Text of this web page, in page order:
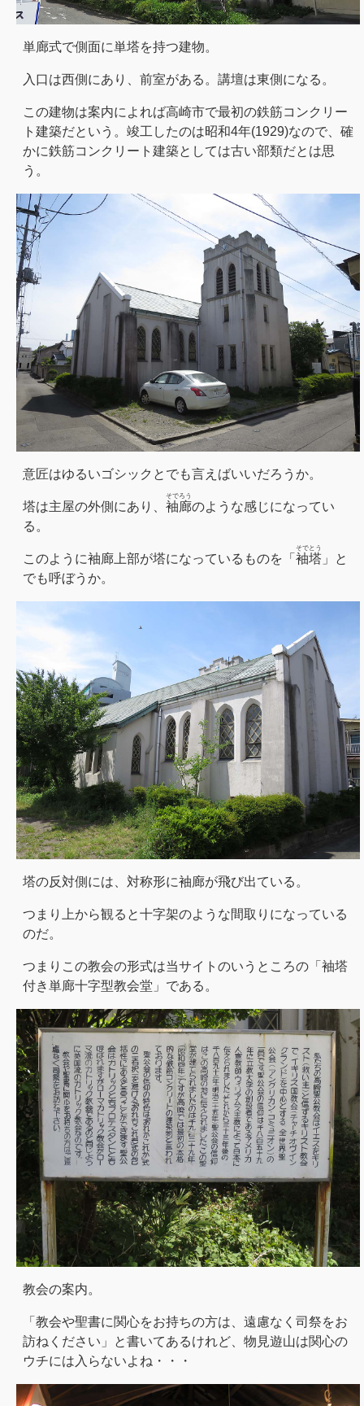
単廊式で側面に単塔を持つ建物。
入口は西側にあり、前室がある。講壇は東側になる。
この建物は案内によれば高崎市で最初の鉄筋コンクリー
ト建築だという。竣工したのは昭和4年(1929)なので、確
かに鉄筋コンクリート建築としては古い部類だとは思
う。
意匠はゆるいゴシックとでも言えばいいだろうか。
塔は主屋の外側にあり、 袖廊
そでろう
のような感じになってい
る。
このように袖廊上部が塔になっているものを「 袖塔
そでとう
」と
でも呼ぼうか。
塔の反対側には、対称形に袖廊が飛び出ている。
つまり上から観ると十字架のような間取りになっている
のだ。
つまりこの教会の形式は当サイトのいうところの「袖塔
付き単廊十字型教会堂」である。
教会の案内。
「教会や聖書に関心をお持ちの方は、遠慮なく司祭をお
訪ねください」と書いてあるけれど、物見遊山は関心の
ウチには入らないよね・・・